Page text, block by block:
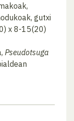
gutxi
x 8-15(20)
Pseudotsuga